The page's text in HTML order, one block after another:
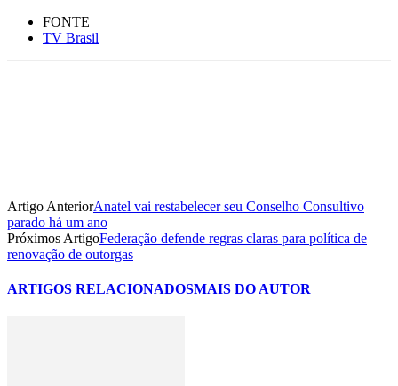
FONTE
TV Brasil
Artigo AnteriorAnatel vai restabelecer seu Conselho Consultivo
parado há um ano
Próximos ArtigoFederação defende regras claras para política de
renovação de outorgas
ARTIGOS RELACIONADOSMAIS DO AUTOR